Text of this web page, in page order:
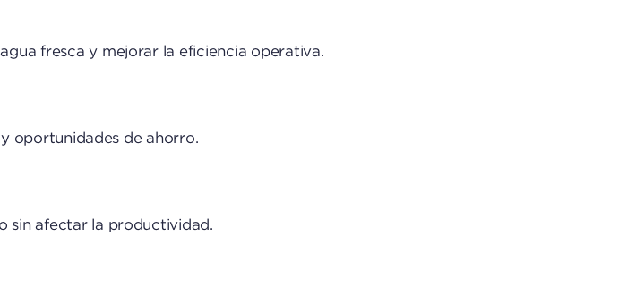
fresca y mejorar la eficiencia operativa.
oportunidades de ahorro.
sin afectar la productividad.